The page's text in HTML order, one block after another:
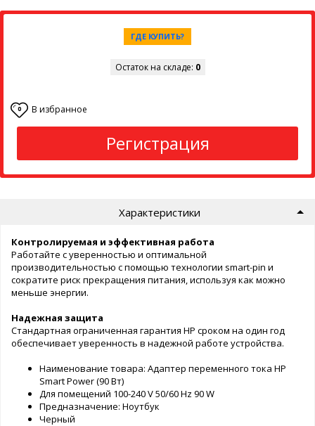
ГДЕ КУПИТЬ?
Остаток на складе: 0
0 В избранное
Регистрация
Характеристики
Контролируемая и эффективная работа
Работайте с уверенностью и оптимальной
производительностью с помощью технологии smart-pin и
сократите риск прекращения питания, используя как можно
меньше энергии.
Надежная защита
Стандартная ограниченная гарантия HP сроком на один год
обеспечивает уверенность в надежной работе устройства.
Наименование товара: Адаптер переменного тока HP
Smart Power (90 Вт)
Для помещений 100-240 V 50/60 Hz 90 W
Предназначение: Ноутбук
Черный